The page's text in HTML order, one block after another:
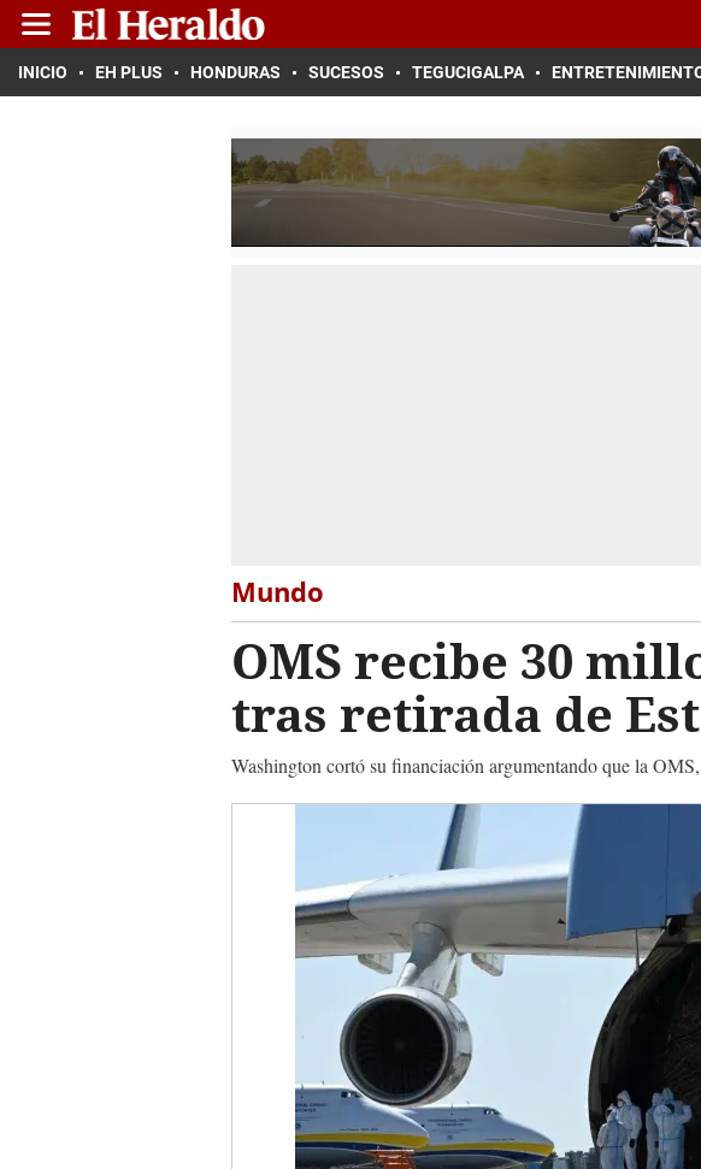
INICIO EH PLUS HONDURAS SUCESOS TEGUCIGALPA
Mundo
OMS recibe 30
tras retirada de
Washington cortó su financiación argumentando que la